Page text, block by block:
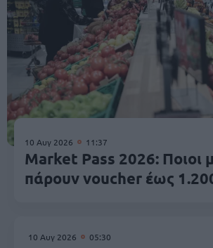
10 Αυγ 2026 11:37
Market Pass 2026: Ποιοι
πάρουν voucher έως
10 Αυγ 2026 05:30